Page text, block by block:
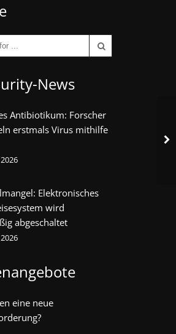
News
Antibiotikum: Forscher
erstmals Virus mithilfe
Elektronisches
wird
abgeschaltet
eine neue